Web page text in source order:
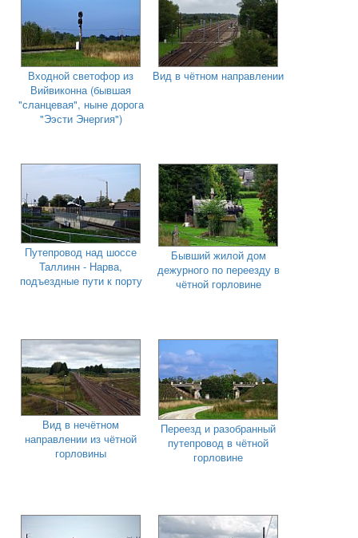
Входной светофор из
Вийвиконна (бывшая
"сланцевая", ныне дорога
"Ээсти Энергия")
Вид в чётном направлении
Путепровод над шоссе
Таллинн - Нарва,
подъездные пути к порту
Бывший жилой дом
дежурного по переезду в
чётной горловине
Вид в нечётном
направлении из чётной
горловины
Переезд и разобранный
путепровод в чётной
горловине